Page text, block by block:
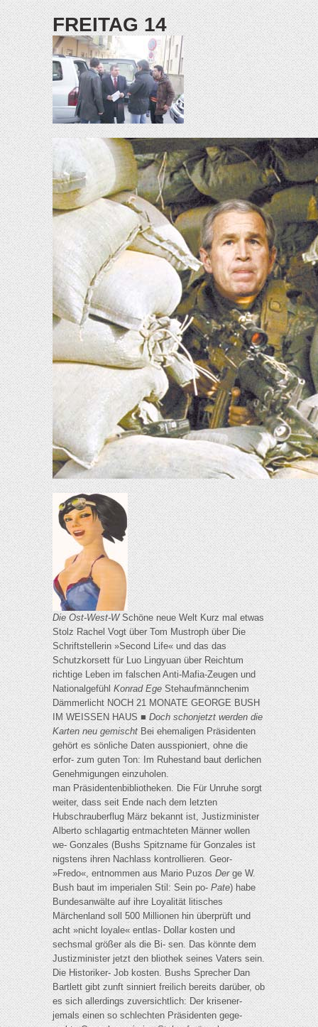
FREITAG 14
Die Ost-West-WSchöne neue Welt Kurz mal etwas
Stolz Rachel Vogt über Tom Mustroph über Die
Schriftstellerin »Second Life« und das das
Schutzkorsett für Luo Lingyuan über Reichtum
richtige Leben im falschen Anti-Mafia-Zeugen und
NationalgefühlKonrad EgeStehaufmännchenim
Dämmerlicht NOCH 21 MONATE GEORGE BUSH
IM WEISSEN HAUS ■Doch schonjetzt werden die
Karten neu gemischtBei ehemaligen Präsidenten
gehört es sönliche Daten ausspioniert, ohne die
erfor- zum guten Ton: Im Ruhestand baut derlichen
Genehmigungen einzuholen.
man Präsidentenbibliotheken. Die Für Unruhe sorgt
weiter, dass seit Ende nach dem letzten
Hubschrauberflug März bekannt ist, Justizminister
Alberto schlagartig entmachteten Männer wollen
we- Gonzales (Bushs Spitzname für Gonzales ist
nigstens ihren Nachlass kontrollieren. Geor-
»Fredo«, entnommen aus Mario PuzosDerge W.
Bush baut im imperialen Stil: Sein po-Pate) habe
Bundesanwälte auf ihre Loyalität litisches
Märchenland soll 500 Millionen hin überprüft und
acht »nicht loyale« entlas- Dollar kosten und
sechsmal größer als die Bi- sen. Das könnte dem
Justizminister jetzt den bliothek seines Vaters sein.
Die Historiker- Job kosten. Bushs Sprecher Dan
Bartlett gibt zunft sinniert freilich bereits darüber, ob
es sich allerdings zuversichtlich: Der krisener-
jemals einen so schlechten Präsidenten gege-